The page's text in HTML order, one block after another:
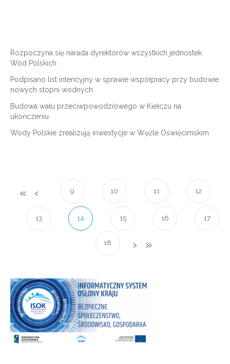
Rozpoczyna się narada dyrektorów wszystkich jednostek
Wód Polskich
Podpisano list intencyjny w sprawie współpracy przy budowie
nowych stopni wodnych
Budowa wału przeciwpowodziowego w Kiełczu na
ukończeniu
Wody Polskie zrealizują inwestycje w Węźle Oświęcimskim
9 10 11 12
13 14 15 16 17
18